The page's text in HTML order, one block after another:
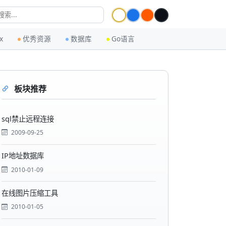
优秀资源 数据库 Go语言
板块推荐
sql禁止远程连接
2009-09-25
IP地址数据库
2010-01-09
在线图片压缩工具
2010-01-05